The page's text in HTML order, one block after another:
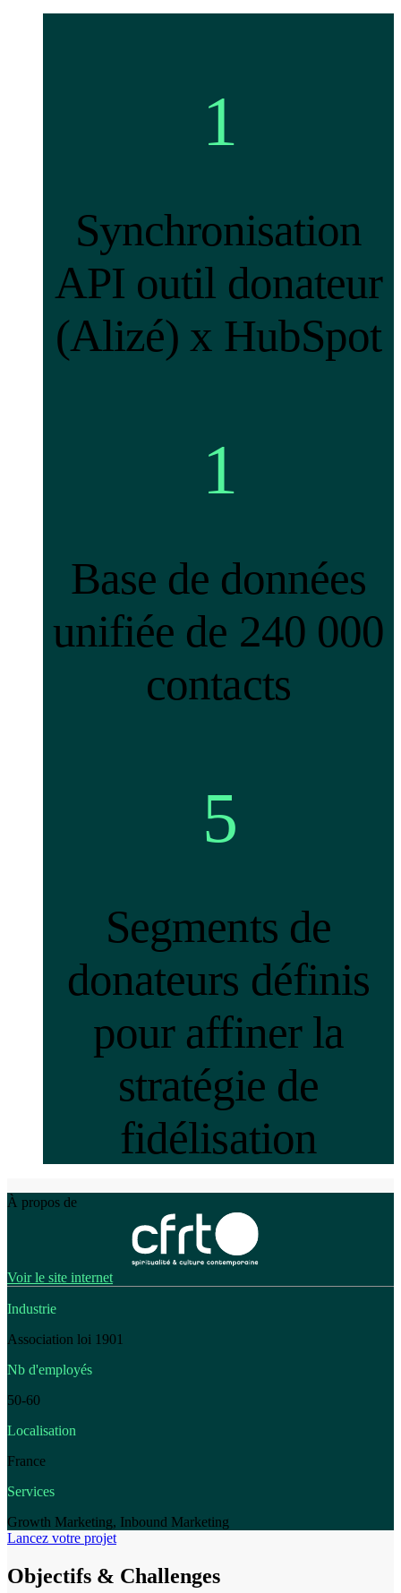
1
Synchronisation
API outil donateur
(Alizé) x HubSpot
1
Base de données
unifiée de 240 000
contacts
5
Segments de
donateurs définis
pour affiner la
stratégie de
fidélisation
Objectifs & Challenges
À propos de
Voir le site internet
Industrie
Association loi 1901
Nb d'employés
50-60
Localisation
France
Services
Growth Marketing, Inbound Marketing
Lancez votre projet